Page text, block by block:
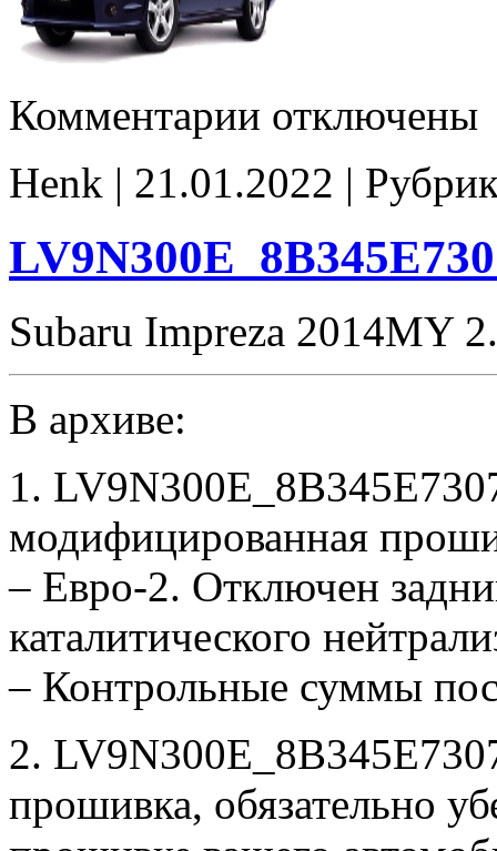
Комментарии записи
E2
отключены
Henk | 21.01.2022 |
Subaru Impreza 2014MY
В архиве:
1.
модифицированная
– Евро-2. Отключен
каталитического
– Контрольные суммы
2.
прошивка, обязательно